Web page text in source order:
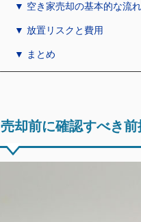
▼ 空き家売却の基本的な流
▼ 放置リスクと費用
▼ まとめ
売却前に確認すべき前